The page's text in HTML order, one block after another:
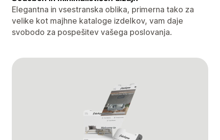
Elegantna in vsestranska oblika, primerna tako za
velike kot majhne kataloge izdelkov, vam daje
svobodo za pospešitev vašega poslovanja.